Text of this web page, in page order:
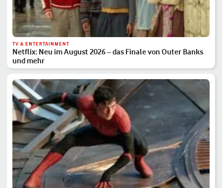
TV & ENTERTAINMENT
Netflix: Neu im August 2026 – das Finale von Outer Banks
und mehr